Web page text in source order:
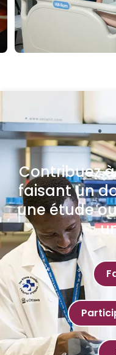
Contribuez
faisant un
une étude